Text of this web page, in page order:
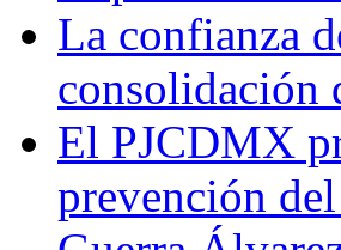
La confianza
consolidación
El PJCDMX
prevención